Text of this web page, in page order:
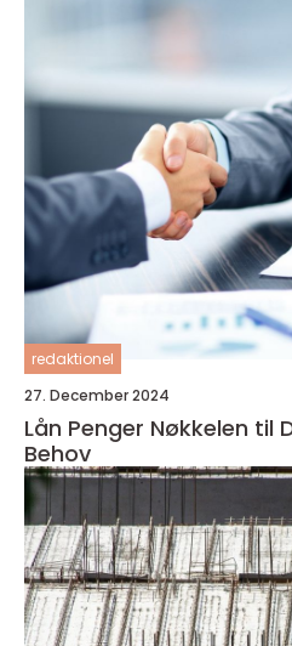
redaktionel
27. December 2024
Lån Penger Nøkkelen til Dine Økonomiske
Behov